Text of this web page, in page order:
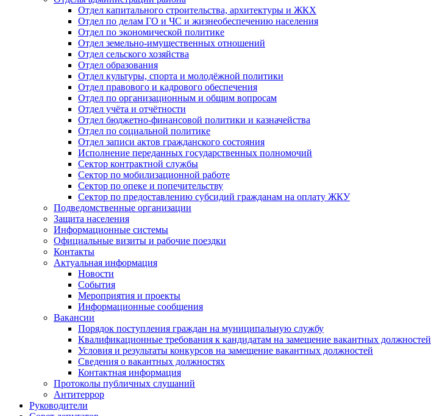
Отдел капитального строительства, архитектуры и ЖКХ
Отдел по делам ГО и ЧС и жизнеобеспечению населения
Отдел по экономической политике
Отдел земельно-имущественных отношений
Отдел сельского хозяйства
Отдел образования
Отдел культуры, спорта и молодёжной политики
Отдел правового и кадрового обеспечения
Отдел по организационным и общим вопросам
Отдел учёта и отчётности
Отдел бюджетно-финансовой политики и казначейства
Отдел по социальной политике
Отдел записи актов гражданского состояния
Исполнение переданных государственных полномочий
Сектор контрактной службы
Сектор по мобилизационной работе
Сектор по опеке и попечительству
Сектор по предоставлению субсидий гражданам на оплату ЖКУ
Подведомственные организации
Защита населения
Информационные системы
Официальные визиты и рабочие поездки
Контакты
Актуальная информация
Новости
События
Мероприятия и проекты
Информационные сообщения
Вакансии
Порядок поступления граждан на муниципальную службу
Квалификационные требования к кандидатам на замещение вакантных должностей
Условия и результаты конкурсов на замещение вакантных должностей
Сведения о вакантных должностях
Контактная информация
Протоколы публичных слушаний
Антитеррор
Руководители